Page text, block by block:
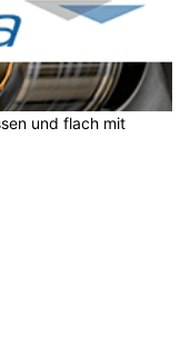
und flach mit